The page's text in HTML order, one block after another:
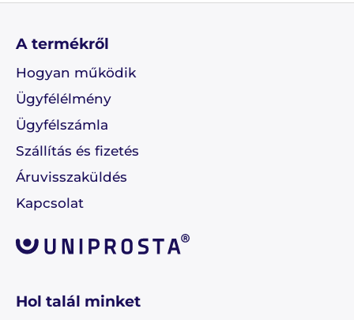
A termékről
Hogyan működik
Ügyfélélmény
Ügyfélszámla
Szállítás és fizetés
Áruvisszaküldés
Kapcsolat
Hol talál minket